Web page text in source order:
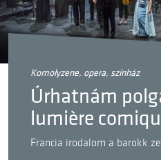
komolyzene, opera, színház
Úrhatnám
lumière
Francia irodalom a barokk